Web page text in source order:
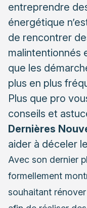
entreprendre
énergétique
de rencontrer
malintentionnés
que les
plus en plus
Plus que pro
conseils et
Dernières
aider à déceler
Avec son dernier
formellement
souhaitant
Conseil n°3 :
Conseil n°4 :
Conseil n°6 :
Conseil n°7 :
Conseil n°8 :
Que faire en cas